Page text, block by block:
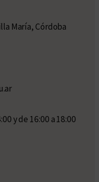
María, Córdoba
y de 16:00 a 18:00